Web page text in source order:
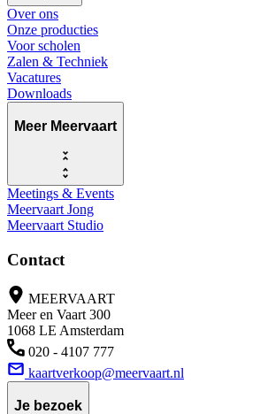
Over ons
Onze producties
Voor scholen
Zalen & Techniek
Vacatures
Downloads
Meer Meervaart
Meetings & Events
Meervaart Jong
Meervaart Studio
Contact
MEERVAART
Meer en Vaart 300
1068 LE Amsterdam
020 - 4107 777
kaartverkoop@meervaart.nl
Je bezoek